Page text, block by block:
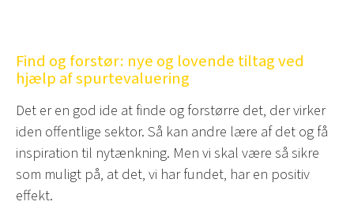
Find og forstør: nye og lovende tiltag ved
hjælp af spurtevaluering
Det er en god ide at finde og forstørre det, der virker
iden offentlige sektor. Så kan andre lære af det og få
inspiration til nytænkning. Men vi skal være så sikre
som muligt på, at det, vi har fundet, har en positiv
effekt.